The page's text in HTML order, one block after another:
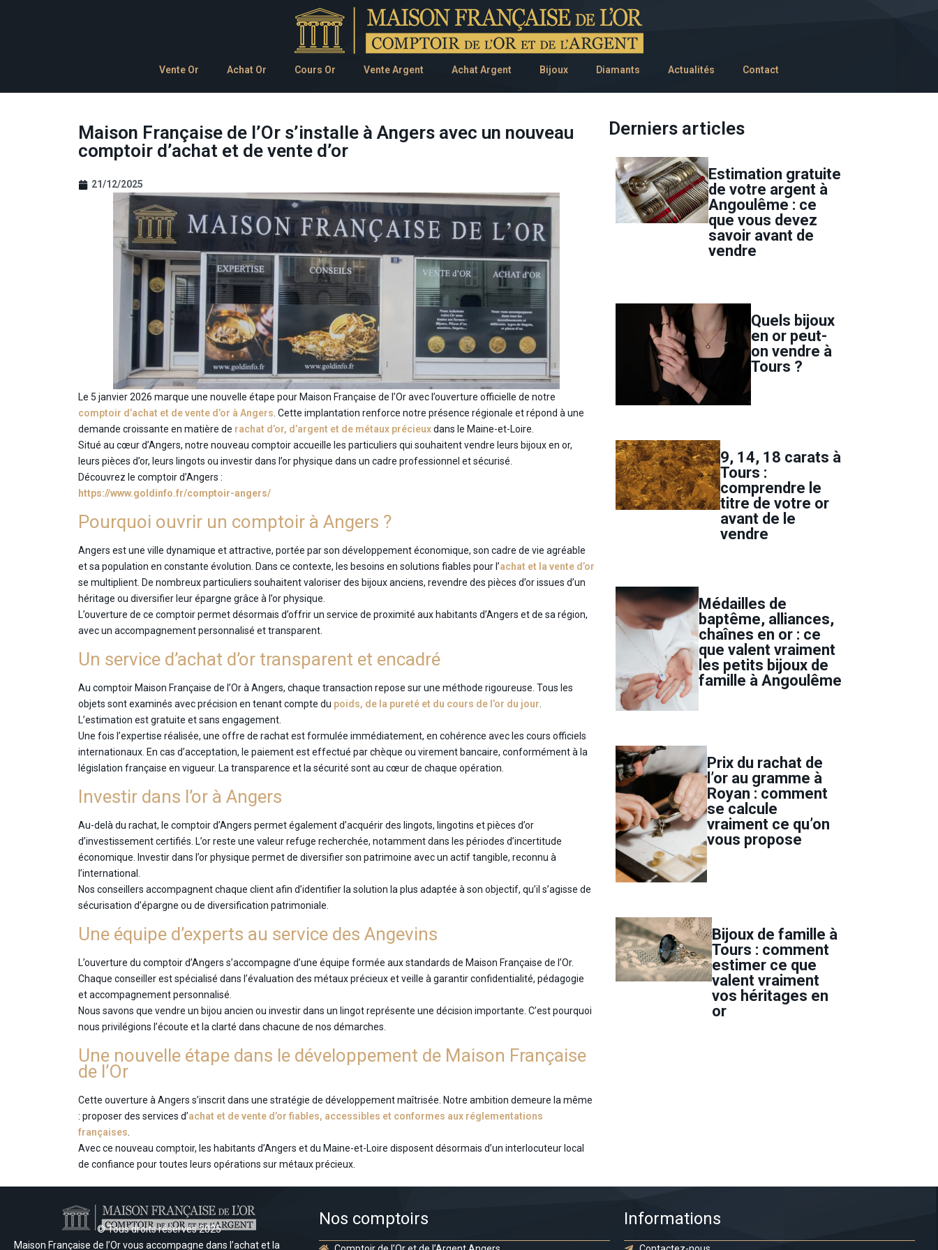
Vente Or Achat Or Cours Or Vente Argent Achat Argent Bijoux Diamants Actualités Contact
Maison Française de l’Or s’installe à Angers avec un nouveau
comptoir d’achat et de vente d’or
21/12/2025
Le 5 janvier 2026 marque une nouvelle étape pour Maison Française de l’Or avec l’ouverture officielle de notre
comptoir d’achat et de vente d’or à Angers . Cette implantation renforce notre présence régionale et répond à une
demande croissante en matière de rachat d’or, d’argent et de métaux précieuxdans le Maine-et-Loire.
Situé au cœur d’Angers, notre nouveau comptoir accueille les particuliers qui souhaitent vendre leurs bijoux en or,
leurs pièces d’or, leurs lingots ou investir dans l’or physique dans un cadre professionnel et sécurisé.
Découvrez le comptoir d’Angers :
https://www.goldinfo.fr/comptoir-angers/
Pourquoi ouvrir un comptoir à Angers ?
Angers est une ville dynamique et attractive, portée par son développement économique, son cadre de vie agréable
et sa population en constante évolution. Dans ce contexte, les besoins en solutions fiables pour l’achat et la vente d’or
se multiplient. De nombreux particuliers souhaitent valoriser des bijoux anciens, revendre des pièces d’or issues d’un
héritage ou diversifier leur épargne grâce à l’or physique.
L’ouverture de ce comptoir permet désormais d’offrir un service de proximité aux habitants d’Angers et de sa région,
avec un accompagnement personnalisé et transparent.
Un service d’achat d’or transparent et encadré
Au comptoir Maison Française de l’Or à Angers, chaque transaction repose sur une méthode rigoureuse. Tous les
objets sont examinés avec précision en tenant compte du poids, de la pureté et du cours de l’or du jour
L’estimation est gratuite et sans engagement.
Une fois l’expertise réalisée, une offre de rachat est formulée immédiatement, en cohérence avec les cours officiels
internationaux. En cas d’acceptation, le paiement est effectué par chèque ou virement bancaire, conformément à la
législation française en vigueur. La transparence et la sécurité sont au cœur de chaque opération.
Investir dans l’or à Angers
Au-delà du rachat, le comptoir d’Angers permet également d’acquérir des lingots, lingotins et pièces d’or
d’investissement certifiés. L’or reste une valeur refuge recherchée, notamment dans les périodes d’incertitude
économique. Investir dans l’or physique permet de diversifier son patrimoine avec un actif tangible, reconnu à
l’international.
Nos conseillers accompagnent chaque client afin d’identifier la solution la plus adaptée à son objectif, qu’il s’agisse de
sécurisation d’épargne ou de diversification patrimoniale.
Une équipe d’experts au service des Angevins
L’ouverture du comptoir d’Angers s’accompagne d’une équipe formée aux standards de Maison Française de l’Or.
Chaque conseiller est spécialisé dans l’évaluation des métaux précieux et veille à garantir confidentialité, pédagogie
et accompagnement personnalisé.
Nous savons que vendre un bijou ancien ou investir dans un lingot représente une décision importante. C’est pourquoi
nous privilégions l’écoute et la clarté dans chacune de nos démarches.
Une nouvelle étape dans le développement de Maison Française
de l’Or
Cette ouverture à Angers s’inscrit dans une stratégie de développement maîtrisée. Notre ambition demeure la même
: proposer des services d’achat et de vente d’or fiables, accessibles et conformes aux réglementations
françaises
Avec ce nouveau comptoir, les habitants d’Angers et du Maine-et-Loire disposent désormais d’un interlocuteur local
de confiance pour toutes leurs opérations sur métaux précieux.
Derniers articles
Estimation gratuite
de votre argent à
Angoulême : ce
que vous devez
savoir avant de
vendre
Quels bijoux
en or peut-
on vendre à
Tours ?
9, 14, 18 carats à
Tours :
comprendre le
titre de votre or
avant de le
vendre
Médailles de
baptême, alliances,
chaînes en or : ce
que valent vraiment
les petits bijoux de
famille à Angoulême
Prix du rachat de
l’or au gramme à
Royan : comment
se calcule
vraiment ce qu’on
vous propose
Bijoux de famille à
Tours : comment
estimer ce que
valent vraiment
vos héritages en
or
© Tous droits réservés 2025
Maison Française de l’Or vous accompagne dans l’achat et la
Nos comptoirs Informations